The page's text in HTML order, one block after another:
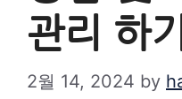
관리 하기
2월 14, 2024 by